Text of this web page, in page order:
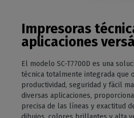
Impresoras
aplicaciones
El modelo SC-T7700D es una
técnica totalmente integrada que
productividad, seguridad y fácil
diversas aplicaciones,
precisa de las líneas y exactitud